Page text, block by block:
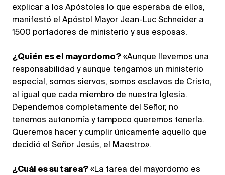
explicar a los Apóstoles lo que esperaba de ellos,
manifestó el Apóstol Mayor Jean-Luc Schneider a
1500 portadores de ministerio y sus esposas.
¿Quién es el mayordomo? «Aunque llevemos una
responsabilidad y aunque tengamos un ministerio
especial, somos siervos, somos esclavos de Cristo,
al igual que cada miembro de nuestra Iglesia.
Dependemos completamente del Señor, no
tenemos autonomía y tampoco queremos tenerla.
Queremos hacer y cumplir únicamente aquello que
decidió el Señor Jesús, el Maestro».
¿Cuál es su tarea? «La tarea del mayordomo es